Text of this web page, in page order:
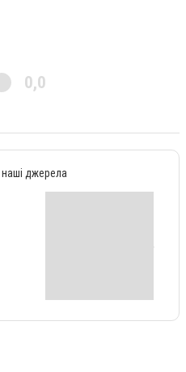
0,0
наші джерела